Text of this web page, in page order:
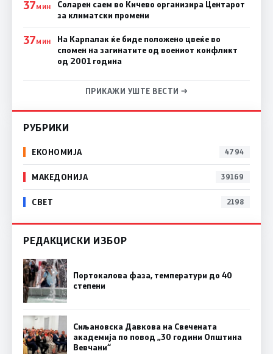
37МИН
Соларен саем во Кичево организира Центарот
за климатски промени
37МИН
На Карпалак ќе биде положено цвеќе во
спомен на загинатите од воениот конфликт
од 2001 година
ПРИКАЖИ УШТЕ ВЕСТИ →
РУБРИКИ
ЕКОНОМИЈА 4794
МАКЕДОНИЈА 39169
СВЕТ 2198
РЕДАКЦИСКИ ИЗБОР
Портокалова фаза, температури до 40
степени
Сиљановска Давкова на Свечената
академија по повод „30 години Општина
Вевчани“